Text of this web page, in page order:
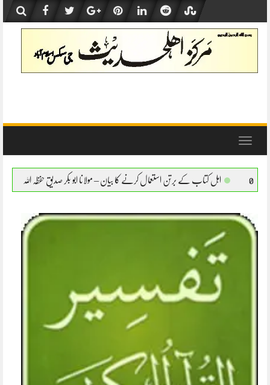
content
Toggle
برتن استعمال کرنے کا بیان – مولانا ابو بکر صدیق حفظہ اللہ اہل کتاب کے برتن استعمال